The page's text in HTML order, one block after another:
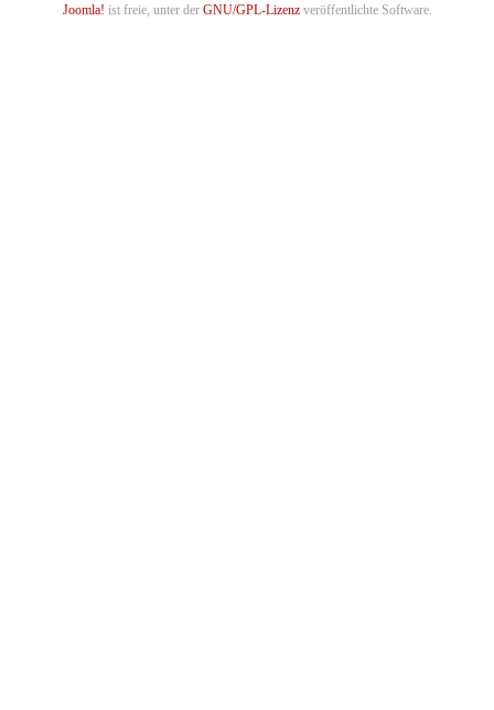
Joomla! ist freie, unter der GNU/GPL-Lizenzveröffentlichte Software.